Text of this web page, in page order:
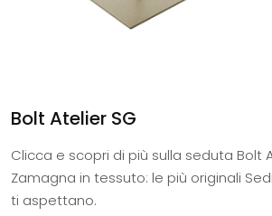
Bolt Atelier SG
Clicca e scopri di più sulla seduta Bolt
Zamagna in tessuto: le più originali
ti aspettano.